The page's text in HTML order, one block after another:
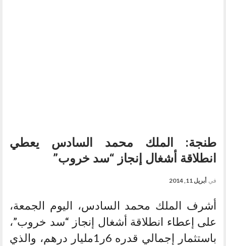
طنجة: الملك محمد السادس يعطي
انطلاقة أشغال إنجاز “سد خروب”
في أبريل 11, 2014
أشرف الملك محمد السادس، اليوم الجمعة،
على إعطاء انطلاقة أشغال إنجاز “سد خروب”،
باستثمار إجمالي قدره 6ر1مليار درهم، والذي